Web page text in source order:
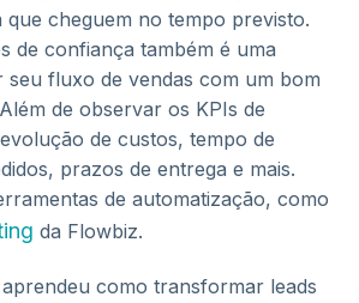
que cheguem no tempo previsto.
de confiança também é uma
seu fluxo de vendas com um bom
de observar os KPIs de
de custos, tempo de
prazos de entrega e mais.
de automatização, como
da Flowbiz.
como transformar leads